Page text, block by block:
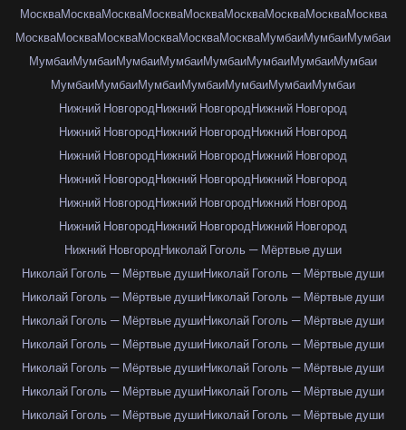
МоскваМоскваМоскваМоскваМоскваМоскваМоскваМоскваМосква
МоскваМоскваМоскваМоскваМоскваМоскваМумбаиМумбаиМумбаи
МумбаиМумбаиМумбаиМумбаиМумбаиМумбаиМумбаиМумбаи
МумбаиМумбаиМумбаиМумбаиМумбаиМумбаиМумбаи
Нижний НовгородНижний НовгородНижний Новгород
Нижний НовгородНижний НовгородНижний Новгород
Нижний НовгородНижний НовгородНижний Новгород
Нижний НовгородНижний НовгородНижний Новгород
Нижний НовгородНижний НовгородНижний Новгород
Нижний НовгородНижний НовгородНижний Новгород
Нижний НовгородНиколай Гоголь — Мёртвые души
Николай Гоголь — Мёртвые душиНиколай Гоголь — Мёртвые души
Николай Гоголь — Мёртвые душиНиколай Гоголь — Мёртвые души
Николай Гоголь — Мёртвые душиНиколай Гоголь — Мёртвые души
Николай Гоголь — Мёртвые душиНиколай Гоголь — Мёртвые души
Николай Гоголь — Мёртвые душиНиколай Гоголь — Мёртвые души
Николай Гоголь — Мёртвые душиНиколай Гоголь — Мёртвые души
Николай Гоголь — Мёртвые душиНиколай Гоголь — Мёртвые души